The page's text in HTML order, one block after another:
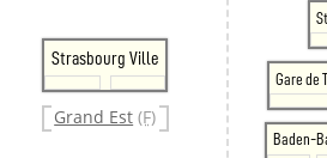
Strasbourg Ville
Grand Est (F)
Gare de
Baden-